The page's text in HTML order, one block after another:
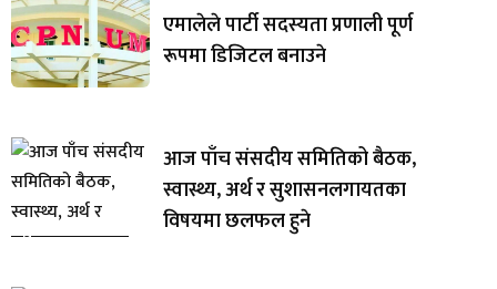
एमालेले पार्टी सदस्यता प्रणाली पूर्ण
रूपमा डिजिटल बनाउने
आज पाँच संसदीय समितिको बैठक,
स्वास्थ्य, अर्थ र सुशासनलगायतका
विषयमा छलफल हुने